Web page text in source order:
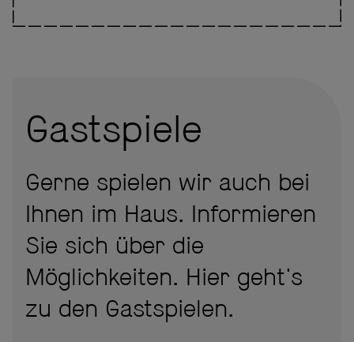
Gastspiele
Gerne spielen wir auch bei
Ihnen im Haus. Informieren
Sie sich über die
Möglichkeiten. Hier geht's
zu den Gastspielen.